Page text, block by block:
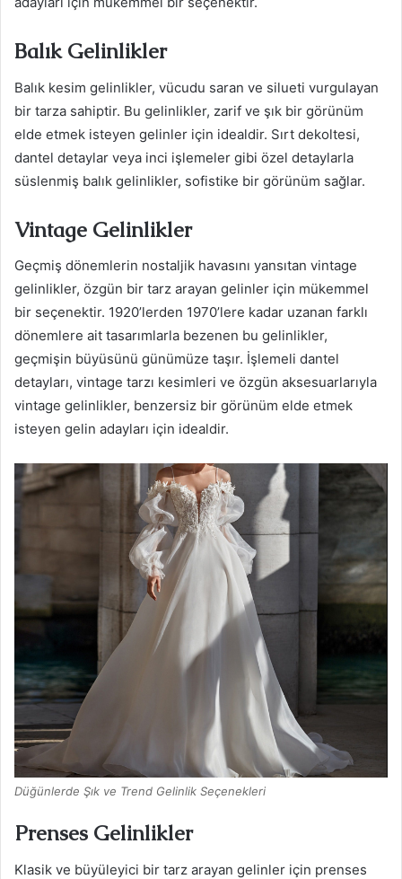
Balık Gelinlikler
Balık kesim gelinlikler, vücudu saran ve silueti vurgulayan
bir tarza sahiptir. Bu gelinlikler, zarif ve şık bir görünüm
elde etmek isteyen gelinler için idealdir. Sırt dekoltesi,
dantel detaylar veya inci işlemeler gibi özel detaylarla
süslenmiş balık gelinlikler, sofistike bir görünüm sağlar.
Vintage Gelinlikler
Geçmiş dönemlerin nostaljik havasını yansıtan vintage
gelinlikler, özgün bir tarz arayan gelinler için mükemmel
bir seçenektir. 1920’lerden 1970’lere kadar uzanan farklı
dönemlere ait tasarımlarla bezenen bu gelinlikler,
geçmişin büyüsünü günümüze taşır. İşlemeli dantel
detayları, vintage tarzı kesimleri ve özgün aksesuarlarıyla
vintage gelinlikler, benzersiz bir görünüm elde etmek
isteyen gelin adayları için idealdir.
Düğünlerde Şık ve Trend Gelinlik Seçenekleri
Prenses Gelinlikler
Klasik ve büyüleyici bir tarz arayan gelinler için prenses